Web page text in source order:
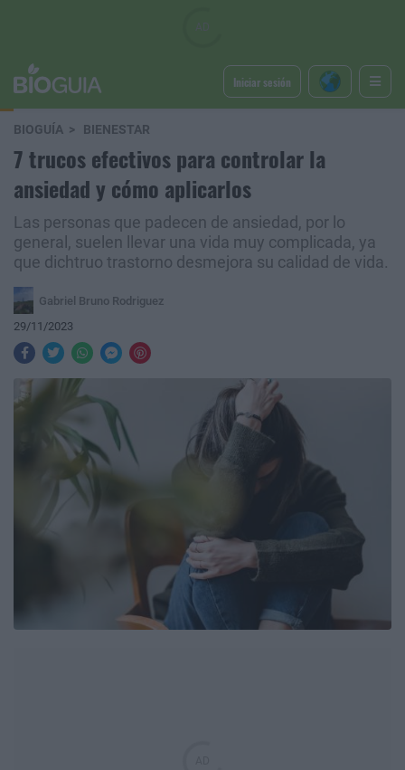
Iniciar sesión
BIOGUÍA BIENESTAR
7 trucos efectivos para controlar la
ansiedad y cómo aplicarlos
Las personas que padecen de ansiedad, por lo
general, suelen llevar una vida muy complicada, ya
que dichtruo trastorno desmejora su calidad de vida.
Gabriel Bruno Rodriguez
29/11/2023